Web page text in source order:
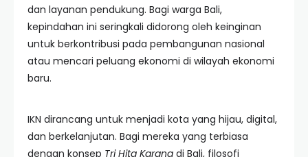
dan layanan pendukung. Bagi warga Bali,
kepindahan ini seringkali didorong oleh keinginan
untuk berkontribusi pada pembangunan nasional
atau mencari peluang ekonomi di wilayah ekonomi
baru.
IKN dirancang untuk menjadi kota yang hijau, digital,
dan berkelanjutan. Bagi mereka yang terbiasa
dengan konsep Tri Hita Karana di Bali, filosofi